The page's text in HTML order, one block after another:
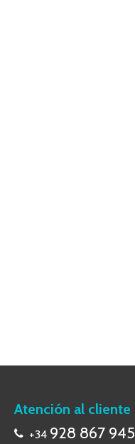
Atención al cliente
+34 928 867 945